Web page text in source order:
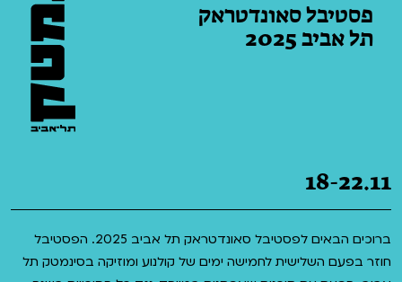
הסרטים שלנו
סרט פלוס
לילדים ולכל המשפחה
הקרנות על פופים
במראה הישראלית
מחווה לג'ון קסאווטס
קורסים
ההזמנות שלי
פסטיבל סאונדטראק
תל אביב 2025
18-22.11
ברוכים הבאים לפסטיבל סאונדטראק תל אביב 2025. הפסטיבל
חוזר בפעם השלישית לחמישה ימים של קולנוע ומוזיקה בסינמטק תל